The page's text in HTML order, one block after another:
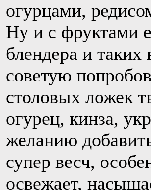
огурцами,
Ну и с фруктами
блендера и
советую
столовых ложек
огурец, кинза,
желанию
супер весч,
освежает,